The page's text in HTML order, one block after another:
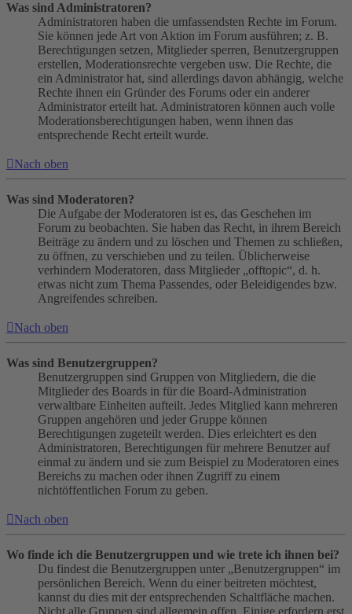
Was sind Administratoren?
Administratoren haben die umfassendsten Rechte im Forum.
Sie können jede Art von Aktion im Forum ausführen; z. B.
Berechtigungen setzen, Mitglieder sperren, Benutzergruppen
erstellen, Moderationsrechte vergeben usw. Die Rechte, die
ein Administrator hat, sind allerdings davon abhängig, welche
Rechte ihnen ein Gründer des Forums oder ein anderer
Administrator erteilt hat. Administratoren können auch volle
Moderationsberechtigungen haben, wenn ihnen das
entsprechende Recht erteilt wurde.
Nach oben
Was sind Moderatoren?
Die Aufgabe der Moderatoren ist es, das Geschehen im
Forum zu beobachten. Sie haben das Recht, in ihrem Bereich
Beiträge zu ändern und zu löschen und Themen zu schließen,
zu öffnen, zu verschieben und zu teilen. Üblicherweise
verhindern Moderatoren, dass Mitglieder „offtopic“, d. h.
etwas nicht zum Thema Passendes, oder Beleidigendes bzw.
Angreifendes schreiben.
Nach oben
Was sind Benutzergruppen?
Benutzergruppen sind Gruppen von Mitgliedern, die die
Mitglieder des Boards in für die Board-Administration
verwaltbare Einheiten aufteilt. Jedes Mitglied kann mehreren
Gruppen angehören und jeder Gruppe können
Berechtigungen zugeteilt werden. Dies erleichtert es den
Administratoren, Berechtigungen für mehrere Benutzer auf
einmal zu ändern und sie zum Beispiel zu Moderatoren eines
Bereichs zu machen oder ihnen Zugriff zu einem
nichtöffentlichen Forum zu geben.
Nach oben
Wo finde ich die Benutzergruppen und wie trete ich ihnen bei?
Du findest die Benutzergruppen unter „Benutzergruppen“ im
persönlichen Bereich. Wenn du einer beitreten möchtest,
kannst du dies mit der entsprechenden Schaltfläche machen.